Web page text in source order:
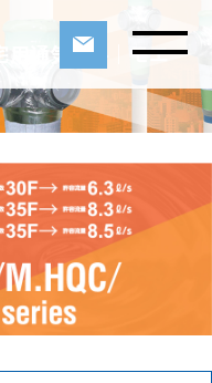
用通気継手｜モエ